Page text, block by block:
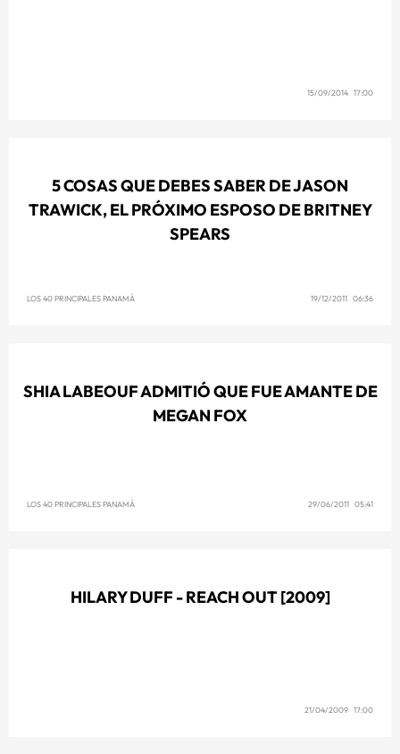
15/09/2014 17:00
5 COSAS QUE DEBES SABER DE JASON
TRAWICK, EL PRÓXIMO ESPOSO DE BRITNEY
SPEARS
LOS 40 PRINCIPALES PANAMÁ 19/12/2011 06:36
SHIA LABEOUF ADMITIÓ QUE FUE AMANTE DE
MEGAN FOX
LOS 40 PRINCIPALES PANAMÁ 29/06/2011 05:41
HILARY DUFF - REACH OUT [2009]
21/04/2009 17:00